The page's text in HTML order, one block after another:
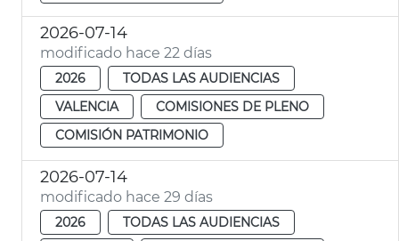
2026-07-14
modificado hace 22 días
2026
TODAS LAS AUDIENCIAS
VALENCIA
COMISIONES DE PLENO
COMISIÓN PATRIMONIO
2026-07-14
modificado hace 29 días
2026
TODAS LAS AUDIENCIAS